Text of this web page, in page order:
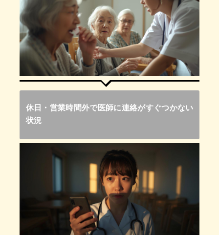
休日・営業時間外で医師に連絡がすぐつかない
状況